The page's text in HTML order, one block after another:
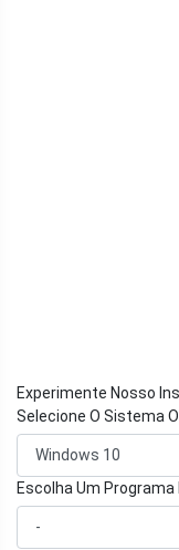
Experimente Nosso
Selecione O Sistema
Escolha Um